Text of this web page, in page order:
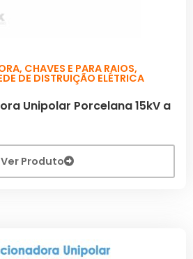
, CHAVES E PARA RAIOS,
DE DISTRUIÇÃO ELÉTRICA
Unipolar Porcelana 15kV a
Ver Produto